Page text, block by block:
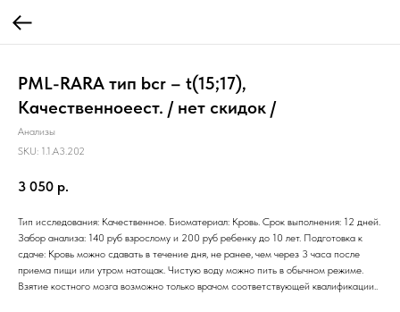
PML-RARA тип bcr – t(15;17),
Качественноеест. / нет скидок /
Анализы
SKU: 1.1.A3.202
3 050 р.
Тип исследования: Качественное. Биоматериал: Кровь. Срок выполнения: 12 дней.
Забор анализа: 140 руб взрослому и 200 руб ребенку до 10 лет. Подготовка к
сдаче: Кровь можно сдавать в течение дня, не ранее, чем через 3 часа после
приема пищи или утром натощак. Чистую воду можно пить в обычном режиме.
Взятие костного мозга возможно только врачом соответствующей квалификации..